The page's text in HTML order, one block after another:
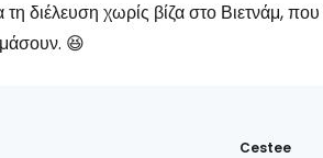
διέλευση χωρίς βίζα στο Βιετνάμ,
😆
Cestee